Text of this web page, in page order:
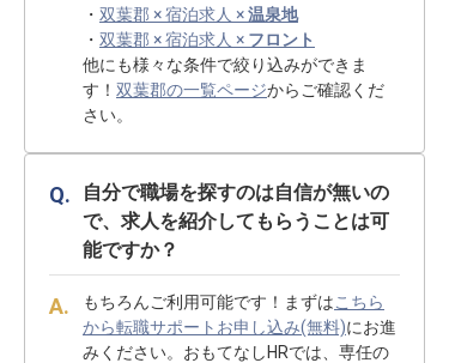
・ 双葉郡 × 宿泊求人 ×温泉地
・ 双葉郡 × 宿泊求人 × フロント
他にも様々な条件で絞り込みができま
す！ 双葉郡の一覧ページからご確認くだ
さい。
自分で職場を探すのは自信が無いの
で、求人を紹介してもらうことは可
能ですか？
もちろんご利用可能です！まずはこちら
から転職サポートお申し込み(無料)にお進
みください。おもてなしHRでは、専任の